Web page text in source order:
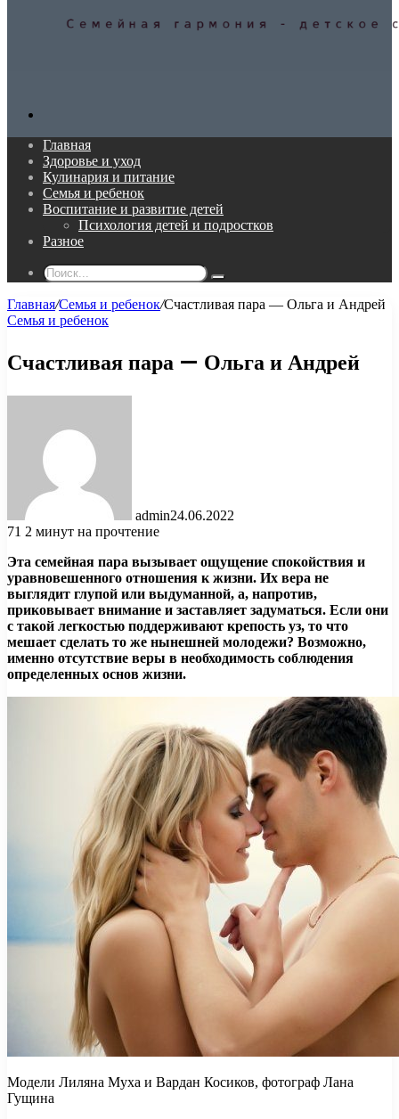
Главная
Здоровье и уход
Кулинария и питание
Семья и ребенок
Воспитание и развитие детей
Психология детей и подростков
Разное
Поиск...
Главная/Семья и ребенок/Счастливая пара — Ольга и Андрей
Семья и ребенок
Счастливая пара — Ольга и Андрей
admin24.06.2022
71 2 минут на прочтение
Эта семейная пара вызывает ощущение спокойствия и
уравновешенного отношения к жизни. Их вера не
выглядит глупой или выдуманной, а, напротив,
приковывает внимание и заставляет задуматься. Если они
с такой легкостью поддерживают крепость уз, то что
мешает сделать то же нынешней молодежи? Возможно,
именно отсутствие веры в необходимость соблюдения
определенных основ жизни.
Модели Лиляна Муха и Вардан Косиков, фотограф Лана
Гущина